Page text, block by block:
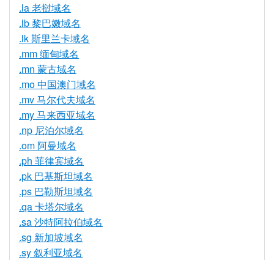
.la 老挝域名
.lb 黎巴嫩域名
.lk 斯里兰卡域名
.mm 缅甸域名
.mn 蒙古域名
.mo 中国澳门域名
.mv 马尔代夫域名
.my 马来西亚域名
.np 尼泊尔域名
.om 阿曼域名
.ph 菲律宾域名
.pk 巴基斯坦域名
.ps 巴勒斯坦域名
.qa 卡塔尔域名
.sa 沙特阿拉伯域名
.sg 新加坡域名
.sy 叙利亚域名